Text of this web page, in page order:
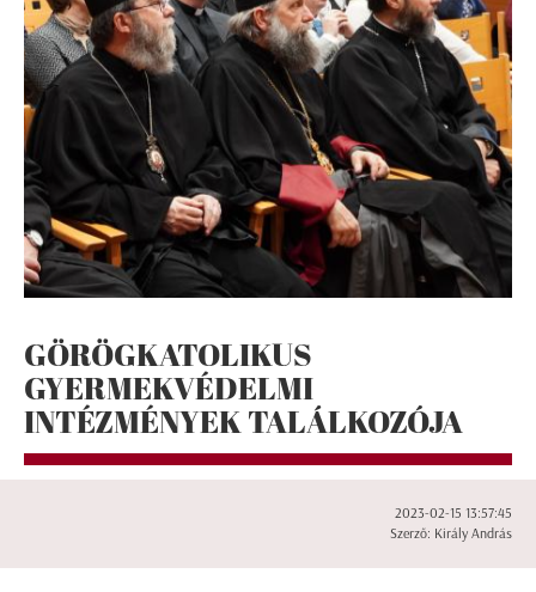
GÖRÖGKATOLIKUS
GYERMEKVÉDELMI
INTÉZMÉNYEK TALÁLKOZÓJA
2023-02-15 13:57:45
Szerző: Király András